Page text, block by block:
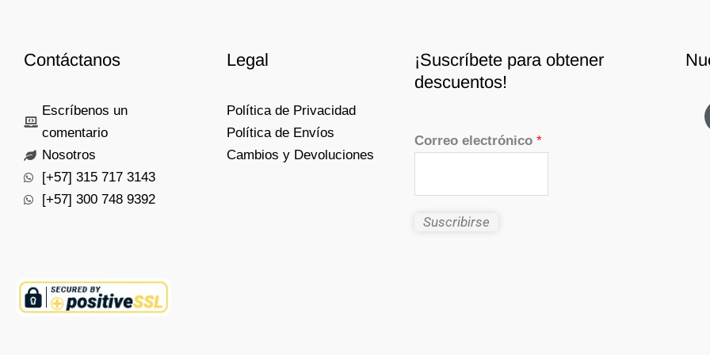
Contáctanos
Escríbenos un
comentario
Nosotros
[+57] 315 717 3143
[+57] 300 748 9392
Legal
Política de Privacidad
Política de Envíos
Cambios y Devoluciones
¡Suscríbete para obtener
descuentos!
Correo electrónico *
Suscribirse